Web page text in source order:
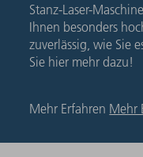
Stanz-Laser-
Ihnen besonders
zuverlässig, wie Sie
Sie hier mehr dazu!
Mehr Erfahren Mehr